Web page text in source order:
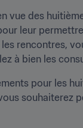
vue des
leur
rencontres,
à bien les
pour les
souhaiterez